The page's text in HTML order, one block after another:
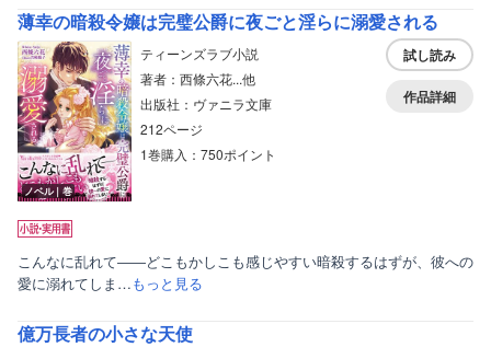
薄幸の暗殺令嬢は完璧公爵に夜ごと淫らに溺愛される
ノベル｜巻
ティーンズラブ小説
著者：西條六花...他
出版社：ヴァニラ文庫
212ページ
1巻購入：750ポイント
試し読み
作品詳細
こんなに乱れて――どこもかしこも感じやすい暗殺するはずが、彼への
愛に溺れてしま…もっと見る
億万長者の小さな天使